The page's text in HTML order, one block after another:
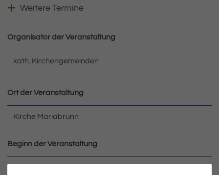
Weitere Veranstaltungen anzeigen
Weitere Termine
Organisator der Veranstaltung
kath. Kirchengemeinden
Ort der Veranstaltung
Kirche Mariabrunn
Beginn der Veranstaltung